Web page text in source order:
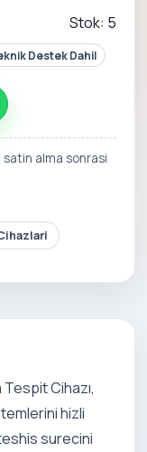
Stok: 5
Destek Dahil
satin alma sonrasi
Tespit Cihazı,
hizli
surecini